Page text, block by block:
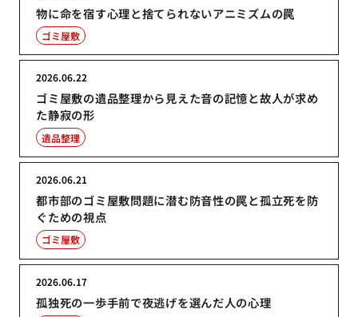
物に命を宿す心理と捨てられないアニミズムの罠
ゴミ屋敷
ゴミ屋敷の遺品整理から見えた音の記憶と故人が求め
た静寂の形
2026.06.22
遺品整理
都市部のゴミ屋敷問題に潜む防音性の罠と孤立死を防
ぐための視点
2026.06.21
ゴミ屋敷
孤独死の一歩手前で夜逃げを選んだ人の心理
2026.06.17